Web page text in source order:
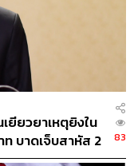
งานว่า ทรัมป์
ดิอาซ กาเนล ออก
แทน
ได้ระบุผู้สมัครที่
มีการเจรจากับบุคคล
สโตร หลานชายของ
ยียวยาเหตุยิงใน
บาดเจ็บสาหัส 2
83